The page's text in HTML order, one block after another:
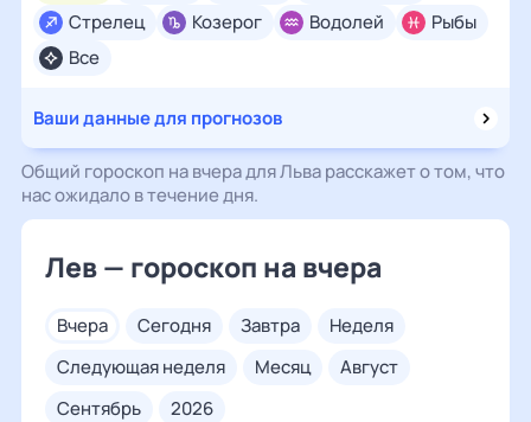
Все
Стрелец
Козерог Водолей Рыбы
Ваши данные для прогнозов
Общий гороскоп на вчера для Льва расскажет о том, что
нас ожидало в течение дня.
Лев — гороскоп на вчера
вчера сегодня завтра
неделя
следующая неделя
месяц
август
сентябрь
2026